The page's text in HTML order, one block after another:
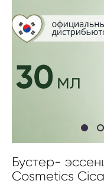
Бустер-
Cosmetics